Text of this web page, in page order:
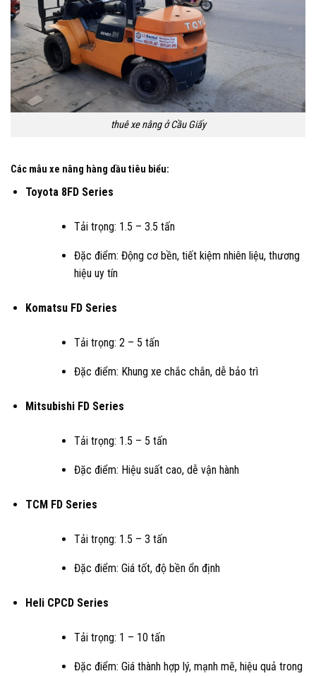
thuê xe nâng ở Cầu Giấy
Các mẫu xe nâng hàng dầu tiêu biểu:
Toyota 8FD Series
Tải trọng: 1.5 – 3.5 tấn
Đặc điểm: Động cơ bền, tiết kiệm nhiên liệu, thương
hiệu uy tín
Komatsu FD Series
Tải trọng: 2 – 5 tấn
Đặc điểm: Khung xe chắc chắn, dễ bảo trì
Mitsubishi FD Series
Tải trọng: 1.5 – 5 tấn
Đặc điểm: Hiệu suất cao, dễ vận hành
TCM FD Series
Tải trọng: 1.5 – 3 tấn
Đặc điểm: Giá tốt, độ bền ổn định
Heli CPCD Series
Tải trọng: 1 – 10 tấn
Đặc điểm: Giá thành hợp lý, mạnh mẽ, hiệu quả trong